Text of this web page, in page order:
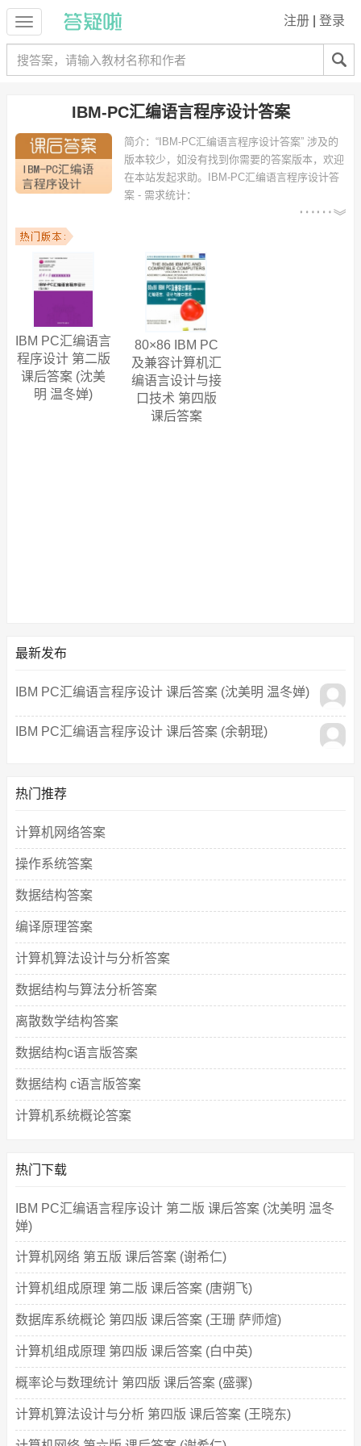
注册 登录
IBM-PC汇编语言程序设计答案
简介： “IBM-PC汇编语言程序设计答案” 涉及的
版本较少，如没有找到你需要的答案版本，欢迎
在本站发起求助。
IBM-PC汇编语言程序设计答
案 - 需求统计：
：计算机科学与技术、
软件工程、网络工程、电子信息工程、信息安全、信息与计算科学、计
算机软件、计算机科学与技术（信息安全）、土木工程、软件工程
（JAVA方向） 等专业。
以下学校的同学下载过
IBM-PC汇编语言程序设计答案
学、华南农业大学、中山大学、上海大学、广西大学、汕头大学、国立
中山大学、四川农业大学、重庆大学、石河子大学 等。
IBM PC汇编语言
程序设计 第二版
课后答案 (沈美
明 温冬婵)
80×86 IBM PC
及兼容计算机汇
编语言设计与接
口技术 第四版
课后答案
最新发布
IBM PC汇编语言程序设计 课后答案 (沈美明 温冬婵)
IBM PC汇编语言程序设计 课后答案 (余朝琨)
热门推荐
计算机网络答案
操作系统答案
数据结构答案
编译原理答案
计算机算法设计与分析答案
数据结构与算法分析答案
离散数学结构答案
数据结构c语言版答案
数据结构 c语言版答案
计算机系统概论答案
热门下载
IBM PC汇编语言程序设计 第二版 课后答案 (沈美明 温冬
婵)
计算机网络 第五版 课后答案 (谢希仁)
计算机组成原理 第二版 课后答案 (唐朔飞)
数据库系统概论 第四版 课后答案 (王珊 萨师煊)
计算机组成原理 第四版 课后答案 (白中英)
概率论与数理统计 第四版 课后答案 (盛骤)
计算机算法设计与分析 第四版 课后答案 (王晓东)